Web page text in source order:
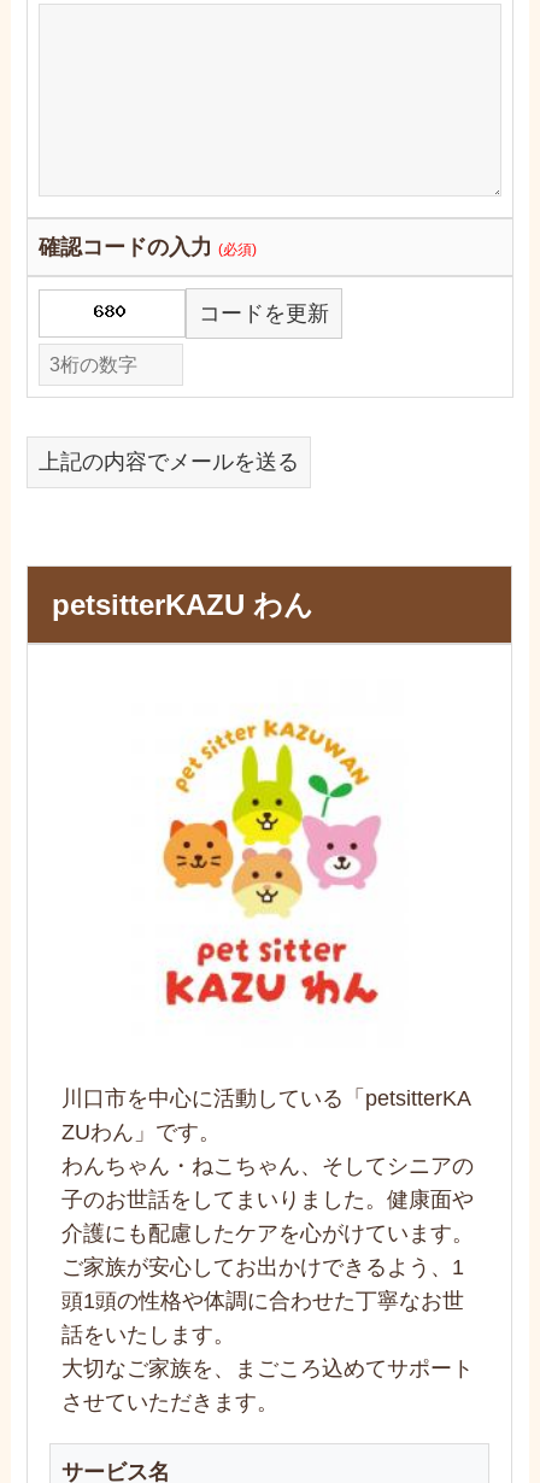
確認コードの入力(必須)
コードを更新
上記の内容でメールを送る
petsitterKAZU わん
川口市を中心に活動している「petsitterKA
ZUわん」です。
わんちゃん・ねこちゃん、そしてシニアの
子のお世話をしてまいりました。健康面や
介護にも配慮したケアを心がけています。
ご家族が安心してお出かけできるよう、1
頭1頭の性格や体調に合わせた丁寧なお世
話をいたします。
大切なご家族を、まごころ込めてサポート
させていただきます。
サービス名